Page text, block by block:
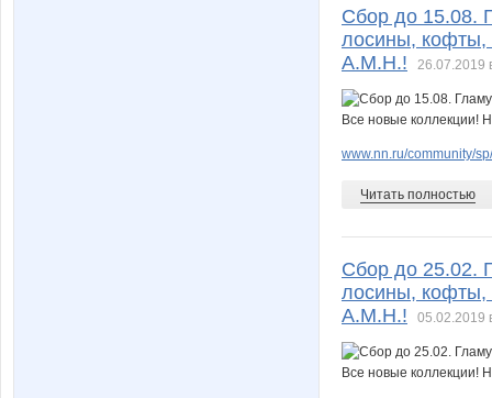
Сбор до 15.08.
лосины, кофты,
А.М.Н.!
26.07.2019
www.nn.ru/community/
Читать полностью
Сбор до 25.02.
лосины, кофты,
А.М.Н.!
05.02.2019